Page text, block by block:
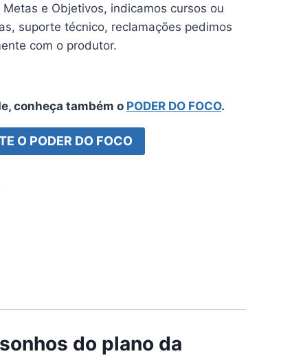
e Objetivos, indicamos cursos ou
suporte técnico, reclamações pedimos
com o produtor.
conheça também o PODER DO FOCO.
O PODER DO FOCO
do plano da